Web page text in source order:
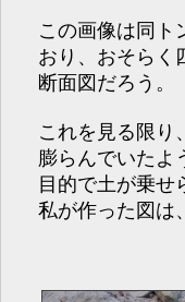
この画像は同ト
おり、おそらく
断面図だろう。
これを見る限り
膨らんでいたよ
目的で土が乗せ
私が作った図は